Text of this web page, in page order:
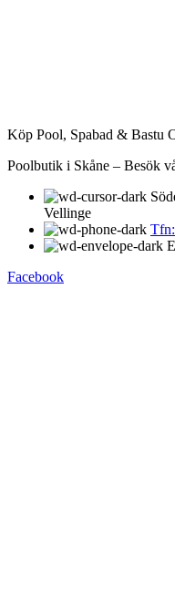
Köp Pool, Spabad & Bastu
Poolbutik i Skåne – Besök
Vellinge
Facebook